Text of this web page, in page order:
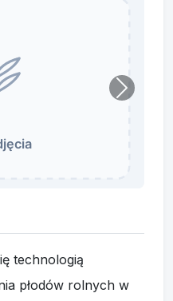
technologią
płodów rolnych w